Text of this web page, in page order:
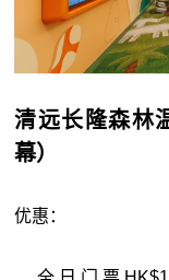
清远长隆森林
幕）
优惠：